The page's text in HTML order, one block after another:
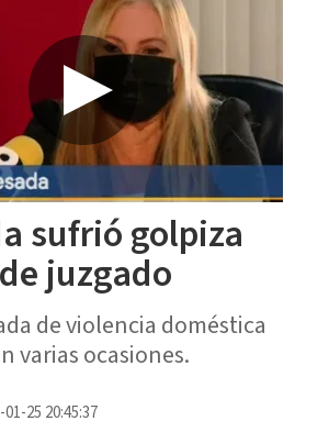
sufrió golpiza
juzgado
de violencia doméstica
varias ocasiones.
01-25 20:45:37